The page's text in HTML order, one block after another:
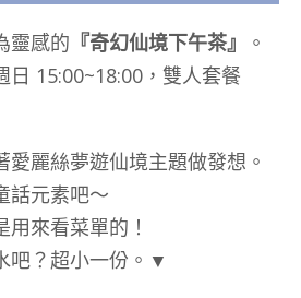
靈感的 『奇幻仙境下午茶』
。
日 15:00~18:00，雙人套餐
愛麗絲夢遊仙境主題做發想。
話元素吧～
來看菜單的！
吧？超小一份。▼